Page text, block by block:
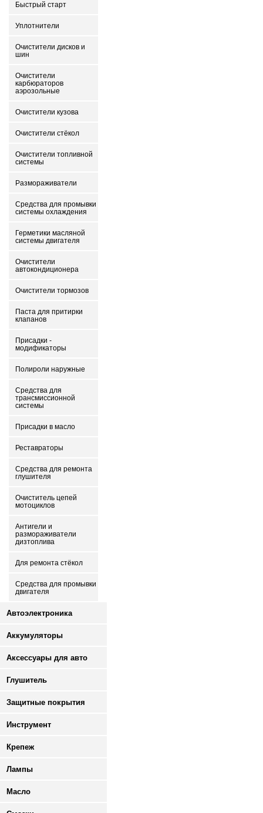
Быстрый старт
Уплотнители
Очистители дисков и
шин
Очистители
карбюраторов
аэрозольные
Очистители кузова
Очистители стёкол
Очистители топливной
системы
Размораживатели
Средства для промывки
системы охлаждения
Герметики масляной
системы двигателя
Очистители
автокондиционера
Очистители тормозов
Паста для притирки
клапанов
Присадки -
модификаторы
Полироли наружные
Средства для
трансмиссионной
системы
Присадки в масло
Реставраторы
Средства для ремонта
глушителя
Очиститель цепей
мотоциклов
Антигели и
размораживатели
дизтоплива
Для ремонта стёкол
Средства для промывки
двигателя
Автоэлектроника
Аккумуляторы
Аксессуары для авто
Глушитель
Защитные покрытия
Инструмент
Крепеж
Лампы
Масло